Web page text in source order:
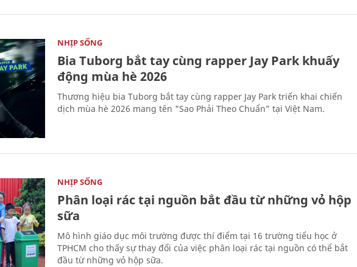
NHỊP SỐNG
Bia Tuborg bắt tay cùng rapper Jay Park khuấy
động mùa hè 2026
Thương hiệu bia Tuborg bắt tay cùng rapper Jay Park triển khai chiến
dịch mùa hè 2026 mang tên "Sao Phải Theo Chuẩn” tại Việt Nam.
NHỊP SỐNG
Phân loại rác tại nguồn bắt đầu từ những vỏ hộp
sữa
Mô hình giáo dục môi trường được thí điểm tại 16 trường tiểu học ở
TPHCM cho thấy sự thay đổi của việc phân loại rác tại nguồn có thể bắt
đầu từ những vỏ hộp sữa.